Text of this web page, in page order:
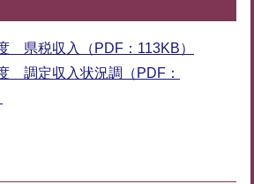
県税収入（PDF：113KB）
調定収入状況調（PDF：